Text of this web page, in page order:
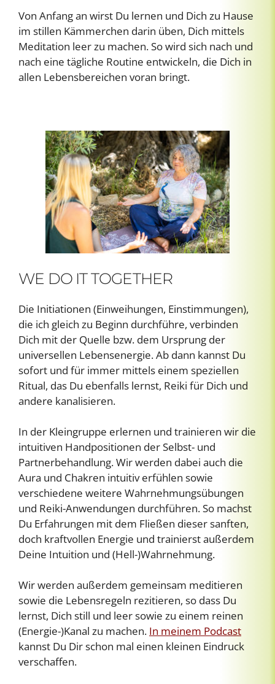
Von Anfang an wirst Du lernen und Dich zu Hause
im stillen Kämmerchen darin üben, Dich mittels
Meditation leer zu machen. So wird sich nach und
nach eine tägliche Routine entwickeln, die Dich in
allen Lebensbereichen voran bringt.
WE DO IT TOGETHER
Die Initiationen (Einweihungen, Einstimmungen),
die ich gleich zu Beginn durchführe, verbinden
Dich mit der Quelle bzw. dem Ursprung der
universellen Lebensenergie. Ab dann kannst Du
sofort und für immer mittels einem speziellen
Ritual, das Du ebenfalls lernst, Reiki für Dich und
andere kanalisieren.
In der Kleingruppe erlernen und trainieren wir die
intuitiven Handpositionen der Selbst- und
Partnerbehandlung. Wir werden dabei auch die
Aura und Chakren intuitiv erfühlen sowie
verschiedene weitere Wahrnehmungsübungen
und Reiki-Anwendungen durchführen. So machst
Du Erfahrungen mit dem Fließen dieser sanften,
doch kraftvollen Energie und trainierst außerdem
Deine Intuition und (Hell-)Wahrnehmung.
Wir werden außerdem gemeinsam meditieren
sowie die Lebensregeln rezitieren, so dass Du
lernst, Dich still und leer sowie zu einem reinen
(Energie-)Kanal zu machen. In meinem Podcast
kannst Du Dir schon mal einen kleinen Eindruck
verschaffen.